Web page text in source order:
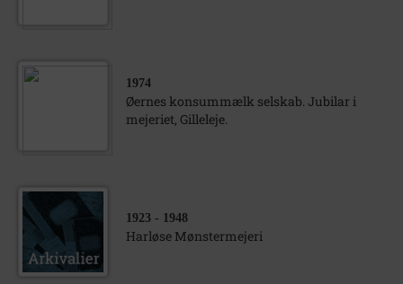
1974
Øernes konsummælk selskab. Jubilar i
mejeriet, Gilleleje.
1923 - 1948
Harløse Mønstermejeri